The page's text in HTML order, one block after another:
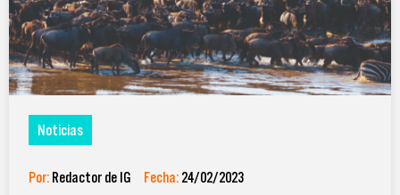
Noticias
Por: Redactor de IG Fecha: 24/02/2023